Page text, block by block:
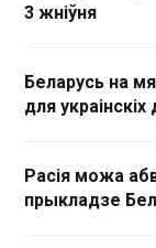
3 жніўня
Беларусь на
для украінскіх
Расія можа
прыкладзе